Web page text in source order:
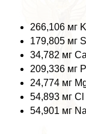
266,106 мг
179,805 мг
34,782 мг
209,336 мг
24,774 мг
54,893 мг Cl
54,901 мг